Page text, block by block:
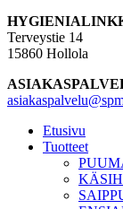
Footer
Terveystie 14
15860 Hollola
Etusivu
Tuotteet